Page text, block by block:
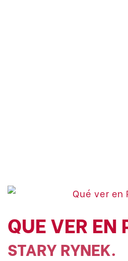
QUE VER EN
STARY RYNEK.